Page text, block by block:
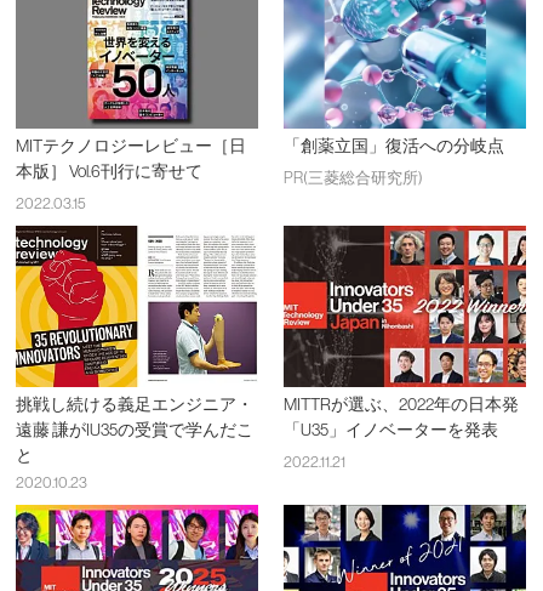
MITテクノロジーレビュー［日
本版］ Vol.6刊行に寄せて
2022.03.15
「創薬立国」復活への分岐点
PR(三菱総合研究所)
挑戦し続ける義足エンジニア・
遠藤 謙がIU35の受賞で学んだこ
と
2020.10.23
MITTRが選ぶ、2022年の日本発
「U35」イノベーターを発表
2022.11.21